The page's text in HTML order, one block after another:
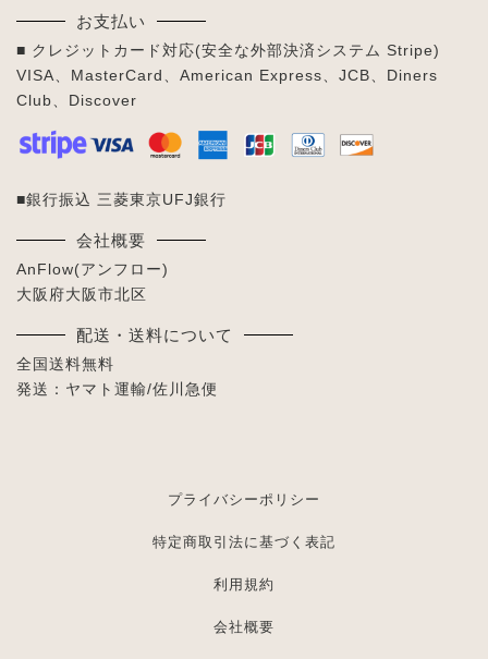
お支払い
■ クレジットカード対応(安全な外部決済システム Stripe)
VISA、MasterCard、American Express、JCB、Diners
Club、Discover
■銀行振込 三菱東京UFJ銀行
会社概要
AnFlow(アンフロー)
大阪府大阪市北区
配送・送料について
全国送料無料
発送：ヤマト運輸/佐川急便
プライバシーポリシー
特定商取引法に基づく表記
利用規約
会社概要